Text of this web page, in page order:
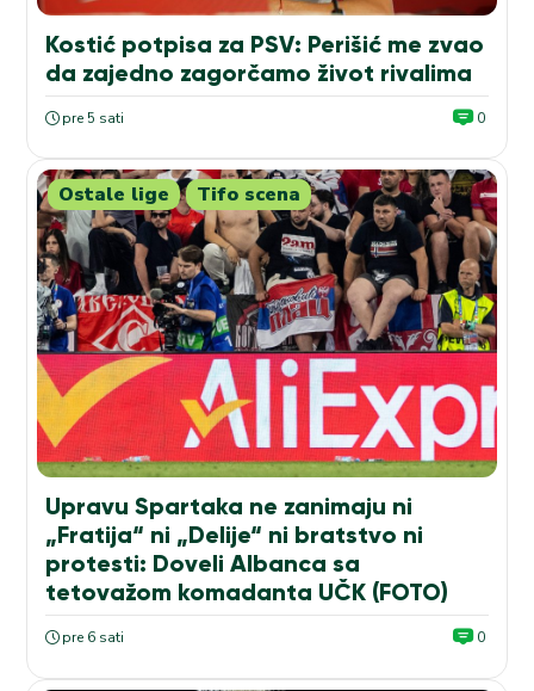
Kostić potpisa za PSV: Perišić me zvao
da zajedno zagorčamo život rivalima
pre 5 sati 0
Ostale lige Tifo scena
Upravu Spartaka ne zanimaju ni
„Fratija“ ni „Delije“ ni bratstvo ni
protesti: Doveli Albanca sa
tetovažom komadanta UČK (FOTO)
pre 6 sati 0